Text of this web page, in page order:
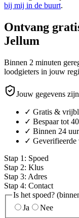
bij mij in de buurt.
Ontvang
Jellum
Binnen 2 minuten
loodgieters in jouw
Jouw gegevens
✓ Gratis &
✓ Bespaar tot
✓ Binnen 24
✓ Geverifieerde
Stap 1 : Spoed
Stap 2: Klus
Stap 3: Adres
Stap 4: Contact
Is het spoed?
Ja
Nee